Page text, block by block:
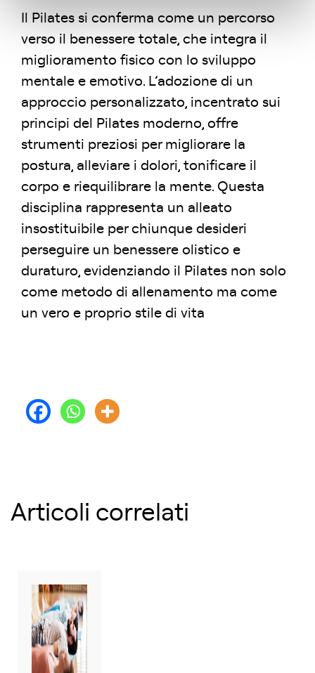
Il Pilates si conferma come un percorso
verso il benessere totale, che integra il
miglioramento fisico con lo sviluppo
mentale e emotivo. L’adozione di un
approccio personalizzato, incentrato sui
principi del Pilates moderno, offre
strumenti preziosi per migliorare la
postura, alleviare i dolori, tonificare il
corpo e riequilibrare la mente. Questa
disciplina rappresenta un alleato
insostituibile per chiunque desideri
perseguire un benessere olistico e
duraturo, evidenziando il Pilates non solo
come metodo di allenamento ma come
un vero e proprio stile di vita
Articoli correlati